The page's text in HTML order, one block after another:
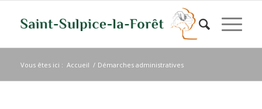
Vous êtes ici : Accueil / Démarches administratives